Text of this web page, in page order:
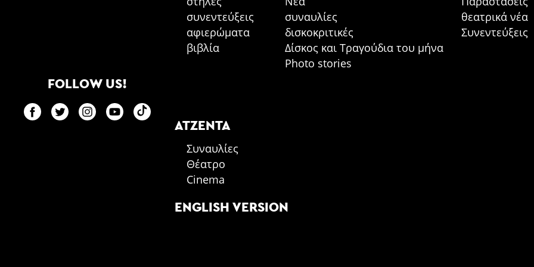
FOLLOW US!
συνεντεύξεις
αφιερώματα
βιβλία
συναυλίες
δισκοκριτικές
Δίσκος και Τραγούδια του μήνα
Photo stories
θεατρικά νέα
Συνεντεύξεις
ΑΤΖΈΝΤΑ
Συναυλίες
Θέατρο
Cinema
ENGLISH VERSION